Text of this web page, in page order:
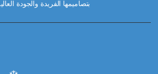
بتصاميمها الفريدة والجودة